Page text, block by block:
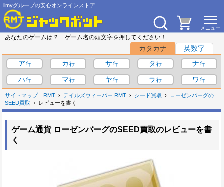
iimyグループの安心オンラインストア
あなたのゲームは？ ゲーム名の頭文字を押してください！
カタカナ
英数字
ア
カ サ タ
ナ
ハ
マ ヤ ラ ワ
サイトマップ RMT テイルズウィーバー RMT シード買取
ローゼンバーグの
SEED買取
レビューを書く
ゲーム通貨 ローゼンバーグのSEED買取のレビューを書
く